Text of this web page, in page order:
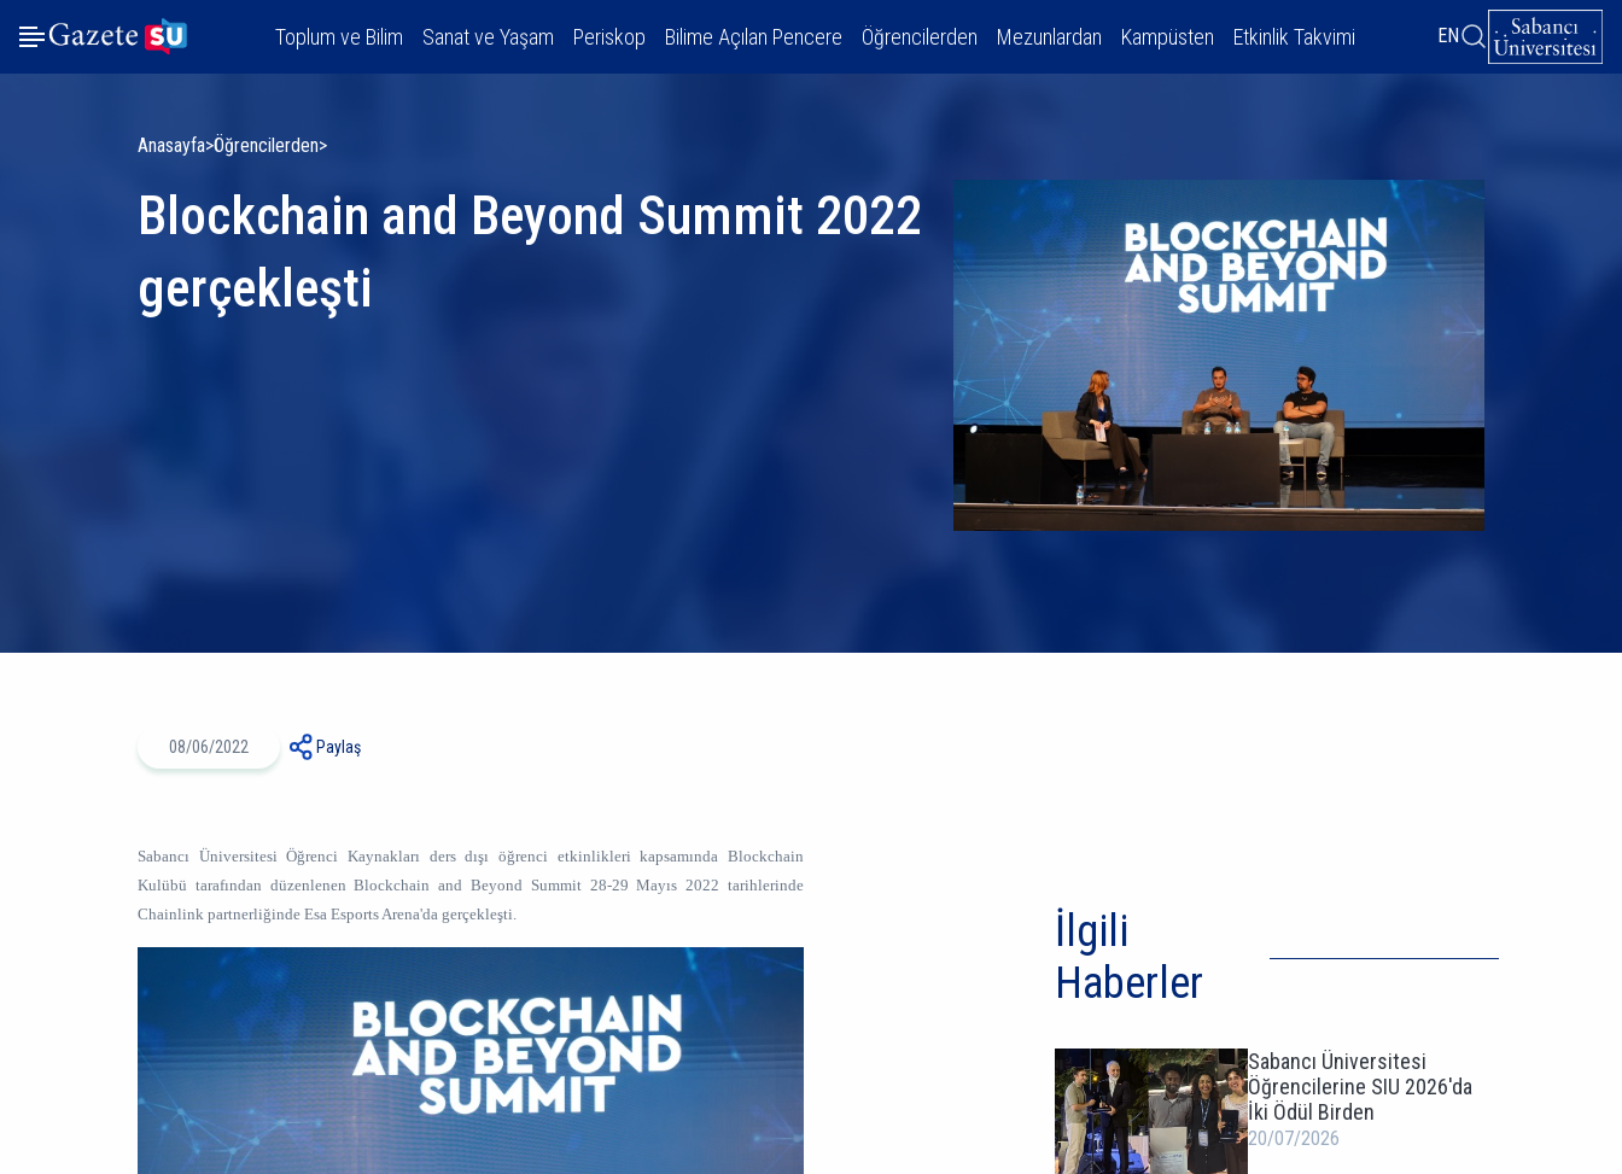
Toplum ve Bilim Sanat ve Yaşam Periskop Bilime Açılan Pencere Öğrencilerden Mezunlardan Kampüsten Etkinlik Takvimi EN
Anasayfa Öğrencilerden
Blockchain and Beyond Summit 2022
gerçekleşti
08/06/2022 Paylaş
Sabancı Üniversitesi Öğrenci Kaynakları ders dışı öğrenci etkinlikleri kapsamında Blockchain
Kulübü tarafından düzenlenen Blockchain and Beyond Summit 28-29 Mayıs 2022 tarihlerinde
Chainlink partnerliğinde Esa Esports Arena'da gerçekleşti.
İlgili
Haberler
Sabancı Üniversitesi
Öğrencilerine SIU 2026'da
İki Ödül Birden
20/07/2026